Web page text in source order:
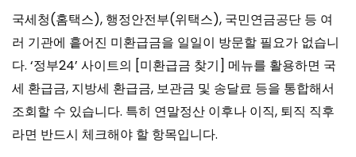
국세청(홈택스), 행정안전부(위택스), 국민연금공단 등 여
러 기관에 흩어진 미환급금을 일일이 방문할 필요가 없습니
다. ‘정부24’ 사이트의 [미환급금 찾기] 메뉴를 활용하면 국
세 환급금, 지방세 환급금, 보관금 및 송달료 등을 통합해서
조회할 수 있습니다. 특히 연말정산 이후나 이직, 퇴직 직후
라면 반드시 체크해야 할 항목입니다.